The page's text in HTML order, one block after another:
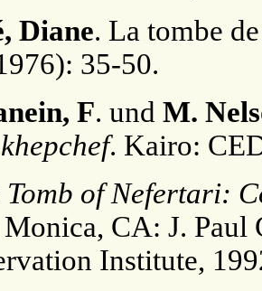
Diane. La tombe
35-50.
F. und M.
. Kairo:
Tomb of Nefertari:
Monica, CA: J.
Institute,